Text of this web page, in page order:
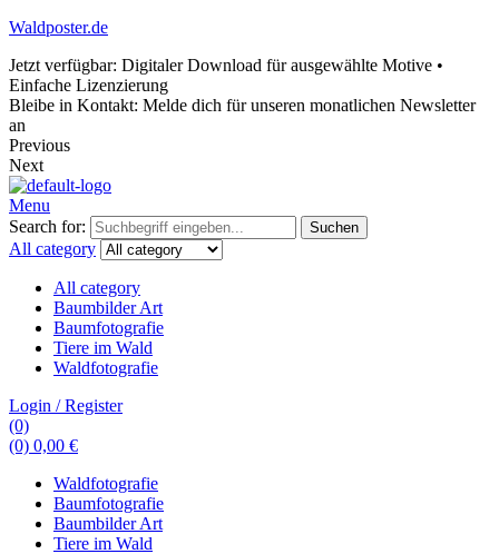
Waldposter.de
Jetzt verfügbar: Digitaler Download für ausgewählte Motive •
Einfache Lizenzierung
Bleibe in Kontakt: Melde dich für unseren monatlichen Newsletter
an
Previous
Next
Menu
Search for:
Suchen
All category
All category
Baumbilder Art
Baumfotografie
Tiere im Wald
Waldfotografie
Login / Register
(0)
(0) 0,00 €
Waldfotografie
Baumfotografie
Baumbilder Art
Tiere im Wald